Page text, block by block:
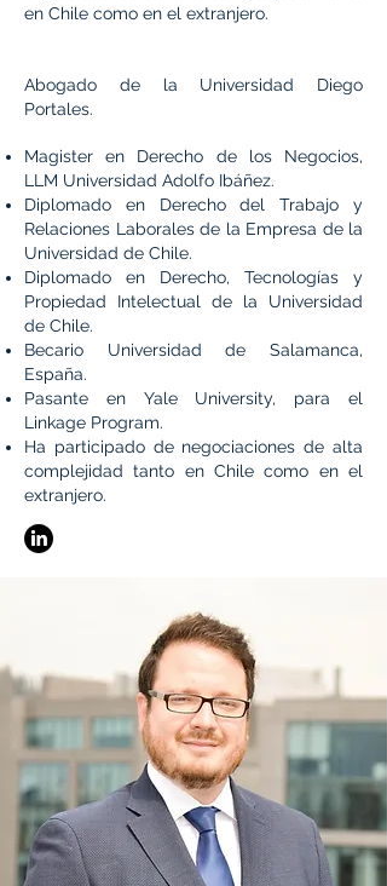
en Chile como en el extranjero.
Abogado de la Universidad Diego
Portales.
Magister en Derecho de los Negocios,
LLM Universidad Adolfo Ibáñez.
Diplomado en Derecho del Trabajo y
Relaciones Laborales de la Empresa de la
Universidad de Chile.
Diplomado en Derecho, Tecnologías y
Propiedad Intelectual de la Universidad
de Chile.
Becario Universidad de Salamanca,
España.
Pasante en Yale University, para el
Linkage Program.
Ha participado de negociaciones de alta
complejidad tanto en Chile como en el
extranjero.